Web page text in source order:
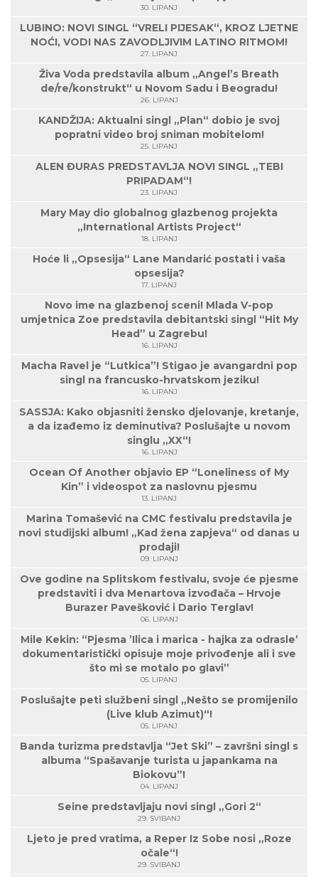
30. LIPANJ
LUBINO: NOVI SINGL “VRELI PIJESAK“, KROZ LJETNE
NOĆI, VODI NAS ZAVODLJIVIM LATINO RITMOM!
27. LIPANJ
Živa Voda predstavila album „Angel’s Breath
de/re/konstrukt“ u Novom Sadu i Beogradu!
26. LIPANJ
KANDŽIJA: Aktualni singl „Plan“ dobio je svoj
popratni video broj sniman mobitelom!
25. LIPANJ
ALEN ĐURAS PREDSTAVLJA NOVI SINGL „TEBI
PRIPADAM“!
23. LIPANJ
Mary May dio globalnog glazbenog projekta
„International Artists Project“
18. LIPANJ
Hoće li „Opsesija“ Lane Mandarić postati i vaša
opsesija?
17. LIPANJ
Novo ime na glazbenoj sceni! Mlada V-pop
umjetnica Zoe predstavila debitantski singl “Hit My
Head” u Zagrebu!
16. LIPANJ
Macha Ravel je “Lutkica”! Stigao je avangardni pop
singl na francusko-hrvatskom jeziku!
16. LIPANJ
SASSJA: Kako objasniti žensko djelovanje, kretanje,
a da izađemo iz deminutiva? Poslušajte u novom
singlu „XX“!
16. LIPANJ
Ocean Of Another objavio EP “Loneliness of My
Kin” i videospot za naslovnu pjesmu
13. LIPANJ
Marina Tomašević na CMC festivalu predstavila je
novi studijski album! „Kad žena zapjeva“ od danas u
prodaji!
09. LIPANJ
Ove godine na Splitskom festivalu, svoje će pjesme
predstaviti i dva Menartova izvođača – Hrvoje
Burazer Pavešković i Dario Terglav!
06. LIPANJ
Mile Kekin: “Pjesma ’Ilica i marica - hajka za odrasle’
dokumentaristički opisuje moje privođenje ali i sve
što mi se motalo po glavi”
05. LIPANJ
Poslušajte peti službeni singl „Nešto se promijenilo
(Live klub Azimut)“!
05. LIPANJ
Banda turizma predstavlja “Jet Ski” – završni singl s
albuma “Spašavanje turista u japankama na
Biokovu”!
04. LIPANJ
Seine predstavljaju novi singl „Gori 2“
29. SVIBANJ
Ljeto je pred vratima, a Reper Iz Sobe nosi „Roze
očale“!
29. SVIBANJ